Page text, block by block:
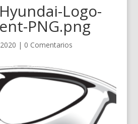
Logo-
PNG.png
| 0 Comentarios